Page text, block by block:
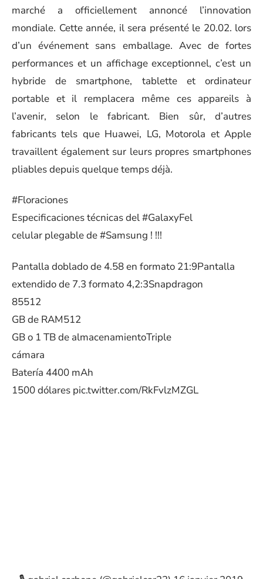
marché a officiellement annoncé l’innovation
mondiale. Cette année, il sera présenté le 20.02. lors
d’un événement sans emballage. Avec de fortes
performances et un affichage exceptionnel, c’est un
hybride de smartphone, tablette et ordinateur
portable et il remplacera même ces appareils à
l’avenir, selon le fabricant. Bien sûr, d’autres
fabricants tels que Huawei, LG, Motorola et Apple
travaillent également sur leurs propres smartphones
pliables depuis quelque temps déjà.
#Floraciones
Especificaciones técnicas del#GalaxyFel
celular plegable de#Samsung ! !!!
Pantalla doblado de 4.58 en formato 21:9Pantalla
extendido de 7.3 formato 4,2:3Snapdragon
85512
GB de RAM512
GB o 1 TB de almacenamientoTriple
cámara
Batería 4400 mAh
1500 dólares pic.twitter.com/RkFvlzMZGL